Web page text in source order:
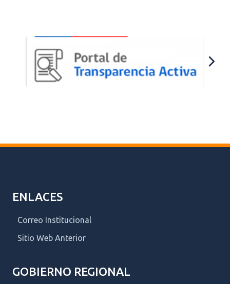
ENLACES
Correo Institucional
Sitio Web Anterior
GOBIERNO REGIONAL